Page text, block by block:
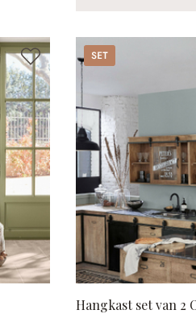
Set
Hangkast set van 2